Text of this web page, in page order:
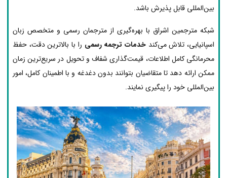
بین‌المللی قابل پذیرش باشد.
شبکه مترجمین اشراق با بهره‌گیری از مترجمان رسمی و متخصص زبان
اسپانیایی، تلاش می‌کندخدمات ترجمه رسمی را با بالاترین دقت، حفظ
محرمانگی کامل اطلاعات، قیمت‌گذاری شفاف و تحویل در سریع‌ترین زمان
ممکن ارائه دهد تا متقاضیان بتوانند بدون دغدغه و با اطمینان کامل، امور
بین‌المللی خود را پیگیری نمایند.